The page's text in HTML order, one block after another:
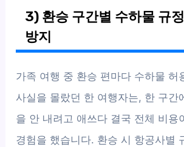
3) 환승 구간별 수하물 규
방지
가족 여행 중 환승 편마다 수하물 허
사실을 몰랐던 한 여행자는, 한 구간
을 안 내려고 애쓰다 결국 전체 비용
경험을 했습니다. 환승 시 항공사별